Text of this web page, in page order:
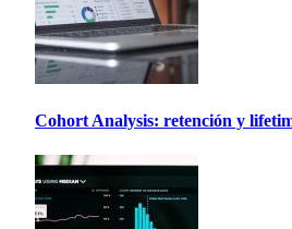
Cohort Analysis: retención y